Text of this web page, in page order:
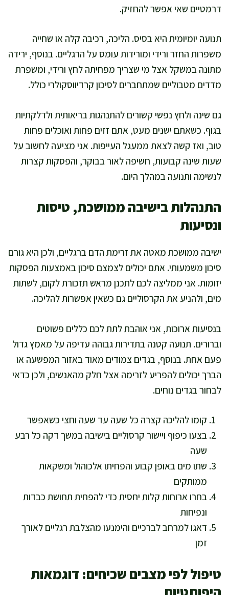
דרמטיים שאי אפשר להחזיק.
תנועה יומיומית היא בסיס. הליכה, רכיבה קלה או שחייה
משפרות החזר ורידי ומורידות עומס על הרגליים. בנוסף, ירידה
מתונה במשקל אצל מי שצריך מפחיתה לחץ ורידי, ומשפרת
מדדים מטבוליים שמתחברים לסיכון קרדיווסקולרי כולל.
גם שינה ולחץ נפשי קשורים להתנהגות בריאותית ולדלקתיות
בגוף. כשאתם ישנים מעט, אתם זזים פחות ואוכלים פחות
טוב, ואז קשה לצאת ממעגל העייפות. אני מציעה לחשוב על
שעות שינה קבועות, חשיפה לאור בבוקר, והפסקות קצרות
לנשימה ותנועה במהלך היום.
התנהלות בישיבה ממושכת, טיסות
ונסיעות
ישיבה ממושכת מאטה את זרימת הדם ברגליים, ולכן היא גורם
סיכון משמעותי. אתם יכולים לצמצם סיכון באמצעות הפסקות
יזומות. אני ממליצה לכם לתכנן מראש תזכורת לקום, לשתות
מים, ולהניע את הקרסוליים גם כשאין אפשרות להליכה.
בנסיעות ארוכות, אני אוהבת לתת לכם כללים פשוטים
וברורים. תנועה קטנה בתדירות גבוהה עדיפה על מאמץ גדול
פעם אחת. בנוסף, בגדים צמודים מאוד באזור המפשעה או
הברך יכולים להפריע לזרימה אצל חלק מהאנשים, ולכן כדאי
לבחור בגדים נוחים.
קומו להליכה קצרה כל שעה עד שעה וחצי כשאפשר
בצעו כיפוף ויישור קרסוליים בישיבה במשך דקה כל רבע
שעה
שתו מים באופן קבוע והפחיתו אלכוהול ומשקאות
ממותקים
בחרו ארוחות קלות יחסית כדי להפחית תחושת כבדות
ונפיחות
דאגו למרחב לברכיים והימנעו מהצלבת רגליים לאורך
זמן
טיפול לפי מצבים שכיחים: דוגמאות